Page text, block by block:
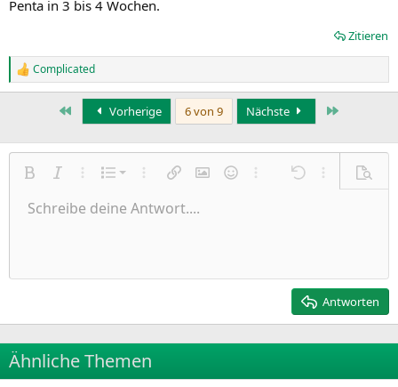
Penta in 3 bis 4 Wochen.
Zitieren
R
e
i
Complicated
Erste Vorherige 6 von 9 Nächste
Fett KursivWeitere Einstellungen…
Liste
Nummerierte Liste
Ungeordnete Liste
Weitere Einstellungen…
Link einfügen
Bild einfügen
SmileysWeitere Einstellungen…
Rückgängig
Weitere
Schriftgröße
9
22
26
TextfarbeSchriftfamilie
Arial
Times New Roman
Trebuchet MS
Durchgestrichen
Unterstrichen
Inline-Code
AusrichtungLinksbündig
Paragraph format
Normal
Heading 2
ZitatMedienTabelle einfügen
Insert horizontal line
SpoilerCode
Wiederholen
BBCode umschalten
Formatierung entfernen
EntwürfeEntwurf speichern
Schreibe deine Antwort....
Antworten
Ähnliche Themen